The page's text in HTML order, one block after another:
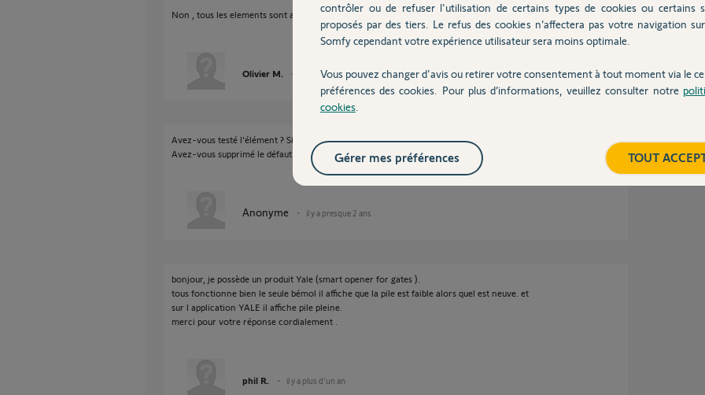
Non , tous les elements sont au Vert et l'alarme detecte correctement ....
Olivier M. il y a presque 2 ans
Avez-vous testé l'élément ? Si oui, fonctionne t-il normalement ?
Avez-vous supprimé le défaut dans le menu ?
Anonyme il y a presque 2 ans
bonjour, je possède un produit Yale (smart opener for gates ).
tous fonctionne bien le seule bémol il affiche que la pile est faible alors quel est neuve. et
sur l application YALE il affiche pile pleine.
merci pour votre réponse cordialement .
phil R. il y a plus d'un an
contrôler ou de refuser l'utilisation de certains types de cookies ou certains
proposés par des tiers. Le refus des cookies n’affectera pas votre navigation
Somfy cependant votre expérience utilisateur sera moins optimale.
Vous pouvez changer d'avis ou retirer votre consentement à tout moment via le
préférences des cookies. Pour plus d’informations, veuillez consulter notre
cookies
TOUT
Gérer mes préférences